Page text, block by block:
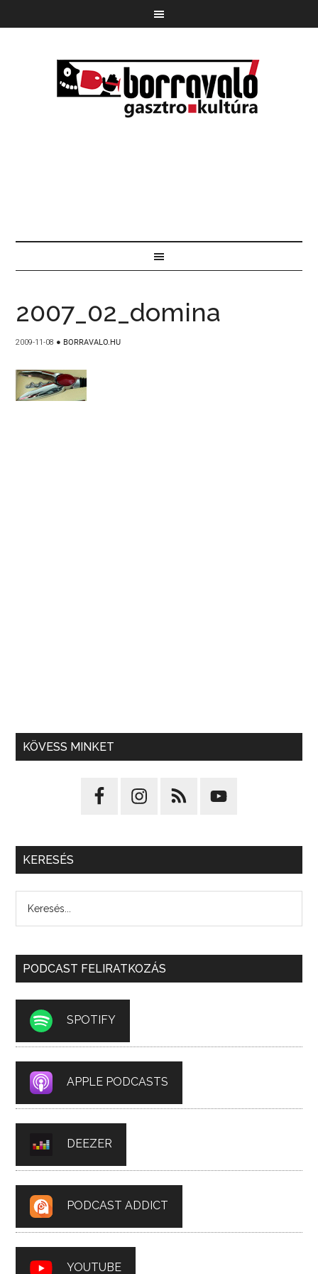
2007_02_domina
2009-11-08 ● BORRAVALO.HU
KÖVESS MINKET
KERESÉS
PODCAST FELIRATKOZÁS
SPOTIFY
APPLE PODCASTS
DEEZER
PODCAST ADDICT
YOUTUBE